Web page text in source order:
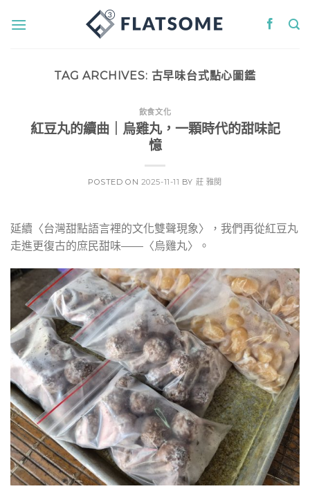
TAG ARCHIVES: 古早味台式點心圖鑑
飲食文化
紅豆丸的續曲｜烏雞丸，一顆時代的甜味記
憶
POSTED ON 2025-11-11 BY 莊 雅閔
延續〈台灣甜點語言裡的文化雙聲現象〉，我們再從紅豆丸
走進更復古的庶民甜味——〈烏雞丸〉。